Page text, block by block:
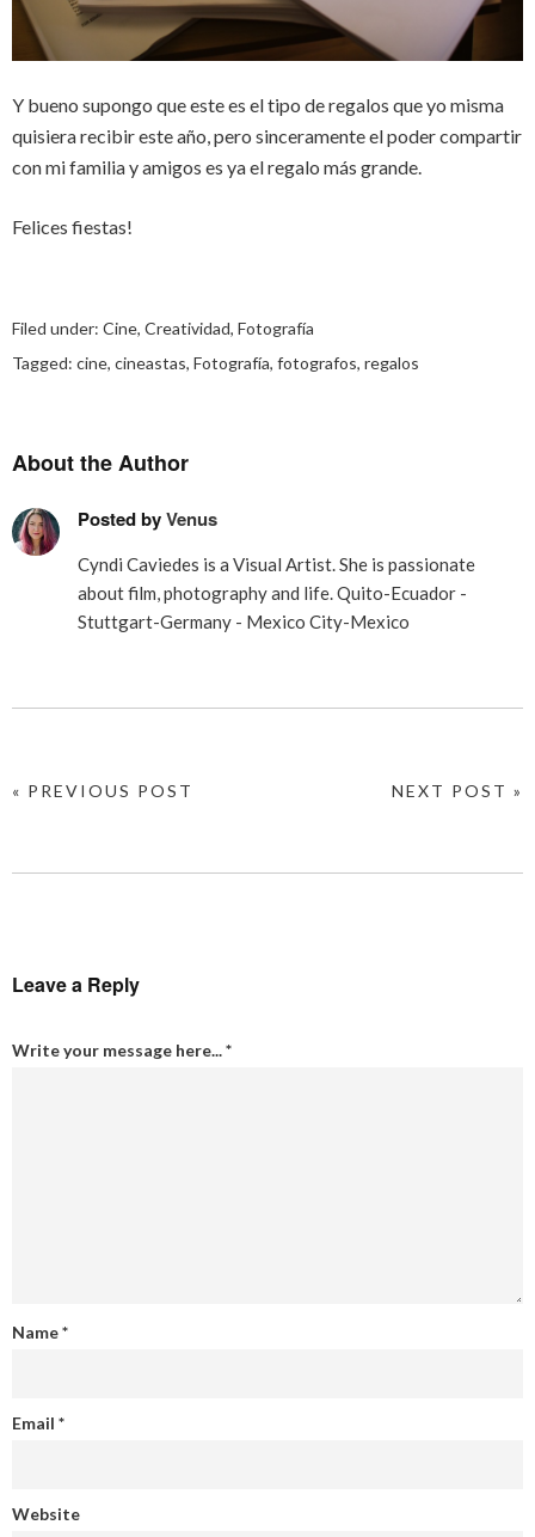
Y bueno supongo que este es el tipo de regalos que yo misma
quisiera recibir este año, pero sinceramente el poder compartir
con mi familia y amigos es ya el regalo más grande.
Felices fiestas!
Filed under: Cine, Creatividad, Fotografía
Tagged: cine, cineastas, Fotografía, fotografos, regalos
About the Author
Posted byVenus
Cyndi Caviedes is a Visual Artist. She is passionate
about film, photography and life. Quito-Ecuador -
Stuttgart-Germany - Mexico City-Mexico
NEXT POST »
« PREVIOUS POST
Leave a Reply
Write your message here...*
Name*
Email *
Website